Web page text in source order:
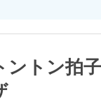
ントン拍